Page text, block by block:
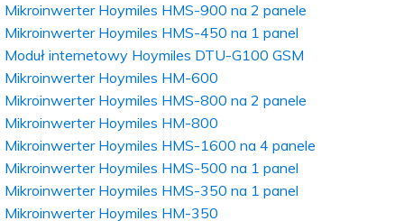
Mikroinwerter Hoymiles HMS-900 na 2 panele
Mikroinwerter Hoymiles HMS-450 na 1 panel
Moduł internetowy Hoymiles DTU-G100 GSM
Mikroinwerter Hoymiles HM-600
Mikroinwerter Hoymiles HMS-800 na 2 panele
Mikroinwerter Hoymiles HM-800
Mikroinwerter Hoymiles HMS-1600 na 4 panele
Mikroinwerter Hoymiles HMS-500 na 1 panel
Mikroinwerter Hoymiles HMS-350 na 1 panel
Mikroinwerter Hoymiles HM-350